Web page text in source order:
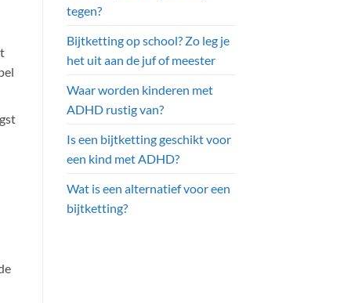
tegen?
Bijtketting op school? Zo leg je
het uit aan de juf of meester
Waar worden kinderen met
ADHD rustig van?
Is een bijtketting geschikt voor
een kind met ADHD?
Wat is een alternatief voor een
bijtketting?